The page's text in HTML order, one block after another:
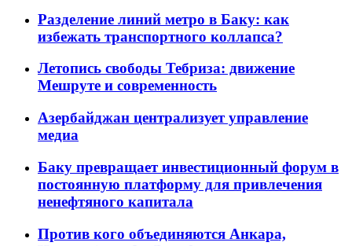
Разделение линий метро в Баку: как
избежать транспортного коллапса?
Летопись свободы Тебриза: движение
Мешруте и современность
Азербайджан централизует управление
медиа
Баку превращает инвестиционный форум в
постоянную платформу для привлечения
ненефтяного капитала
Против кого объединяются Анкара,